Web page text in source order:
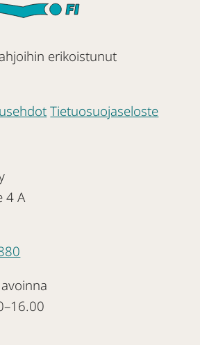
erikoistunut
Tietuosuojaseloste
4 A